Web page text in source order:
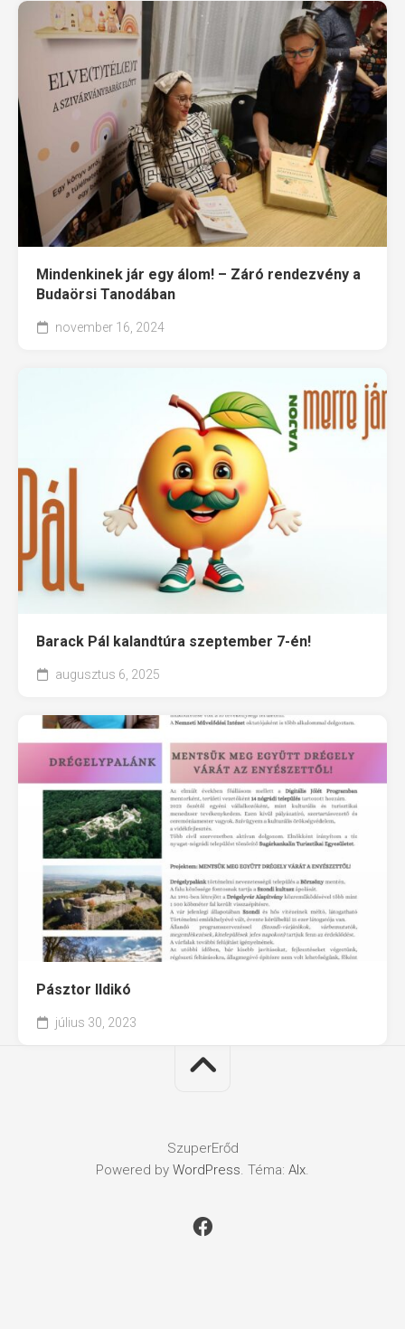
Mindenkinek jár egy álom! – Záró rendezvény a
Budaörsi Tanodában
november 16, 2024
Barack Pál kalandtúra szeptember 7-én!
augusztus 6, 2025
Pásztor Ildikó
július 30, 2023
SzuperErőd
Powered by WordPress. Téma: Alx.